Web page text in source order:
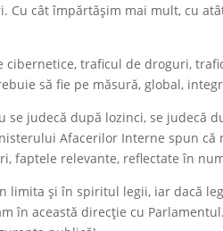
Cu cât împărtășim mai mult, cu
traficul de droguri,
să fie pe măsură, global,
se judecă după lozinci, se judecă
Afacerilor Interne spun
faptele relevante, reflectate în
limita și în spiritul legii, iar dacă
în această direcție cu